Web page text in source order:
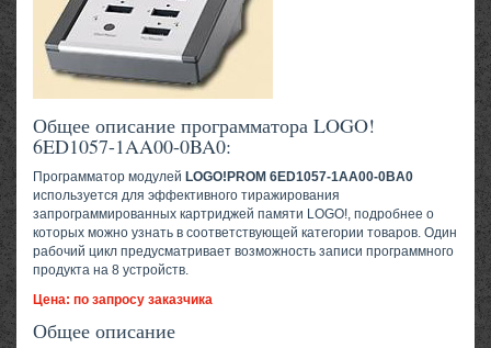
Общее описание программатора LOGO!
6ED1057-1AA00-0BA0:
Программатор модулей LOGO!PROM 6ED1057-1AA00-0BA0
используется для эффективного тиражирования
запрограммированных картриджей памяти LOGO!, подробнее о
которых можно узнать в соответствующей категории товаров. Один
рабочий цикл предусматривает возможность записи программного
продукта на 8 устройств.
Цена: по запросу заказчика
Общее описание